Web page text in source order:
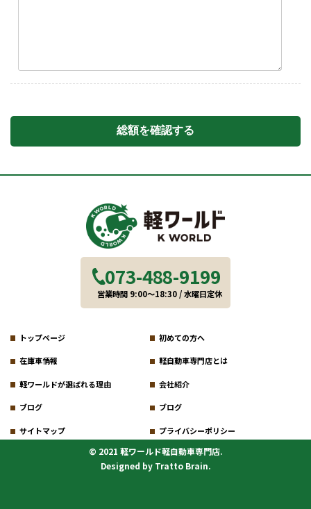
073-488-9199
営業時間 9:00～18:30 / 水曜日定休
トップページ 初めての方へ
在庫車情報 軽自動車専門店とは
軽ワールドが選ばれる理由 会社紹介
ブログ ブログ
サイトマップ プライバシーポリシー
© 2021 軽ワールド軽自動車専門店.
Designed by Tratto Brain.